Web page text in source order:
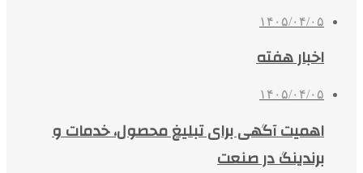
۱۴۰۵/۰۴/۰۵
اخبار هفته
۱۴۰۵/۰۴/۰۵
اهمیت آگهی برای تبلیغ محصول، خدمات و
برندینگ در صنعت